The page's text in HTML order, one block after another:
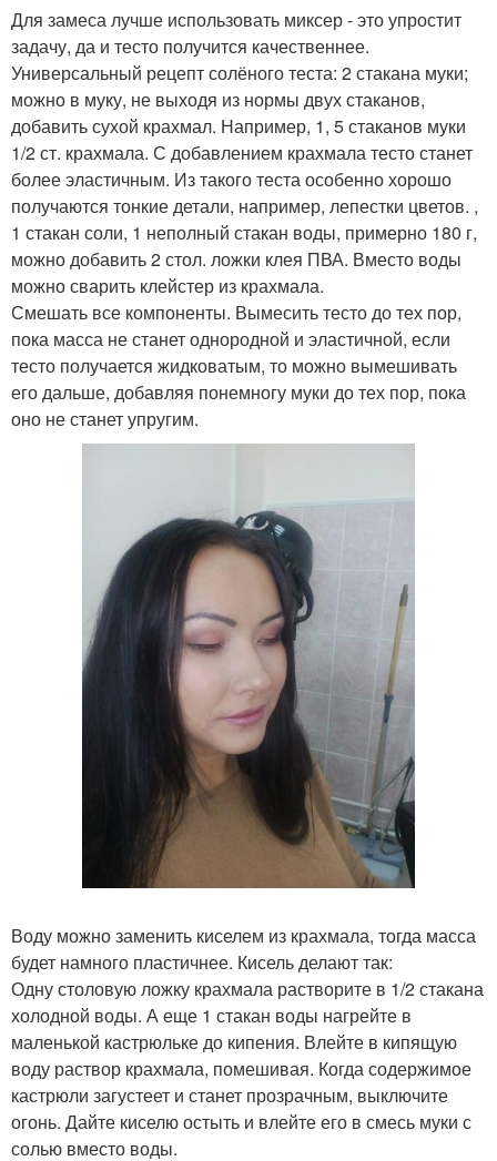
Для замеса лучше использовать миксер - это упростит
задачу, да и тесто получится качественнее.
Универсальный рецепт солёного теста: 2 стакана муки;
можно в муку, не выходя из нормы двух стаканов,
добавить сухой крахмал. Например, 1, 5 стаканов муки
1/2 ст. крахмала. С добавлением крахмала тесто станет
более эластичным. Из такого теста особенно хорошо
получаются тонкие детали, например, лепестки цветов. ,
1 стакан соли, 1 неполный стакан воды, примерно 180 г,
можно добавить 2 стол. ложки клея ПВА. Вместо воды
можно сварить клейстер из крахмала.
Смешать все компоненты. Вымесить тесто до тех пор,
пока масса не станет однородной и эластичной, если
тесто получается жидковатым, то можно вымешивать
его дальше, добавляя понемногу муки до тех пор, пока
оно не станет упругим.
Воду можно заменить киселем из крахмала, тогда масса
будет намного пластичнее. Кисель делают так:
Одну столовую ложку крахмала растворите в 1/2 стакана
холодной воды. А еще 1 стакан воды нагрейте в
маленькой кастрюльке до кипения. Влейте в кипящую
воду раствор крахмала, помешивая. Когда содержимое
кастрюли загустеет и станет прозрачным, выключите
огонь. Дайте киселю остыть и влейте его в смесь муки с
солью вместо воды.